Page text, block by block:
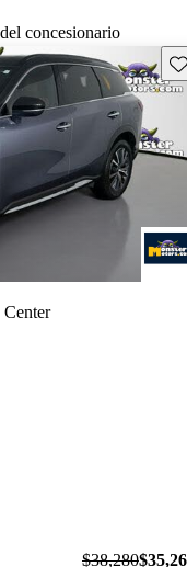
concesionario
$38,280